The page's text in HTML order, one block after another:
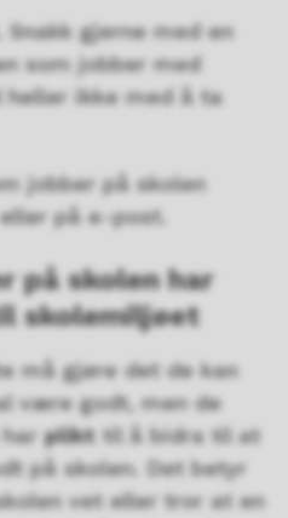
gjerne med en
som jobber med
heller ikke med å ta
jobber på skolen
på e-post.
på skolen har
skolemiljøet
må gjøre det de kan
være godt, men de
harplikt til å bidra til at
på skolen. Det betyr
vet eller tror at en